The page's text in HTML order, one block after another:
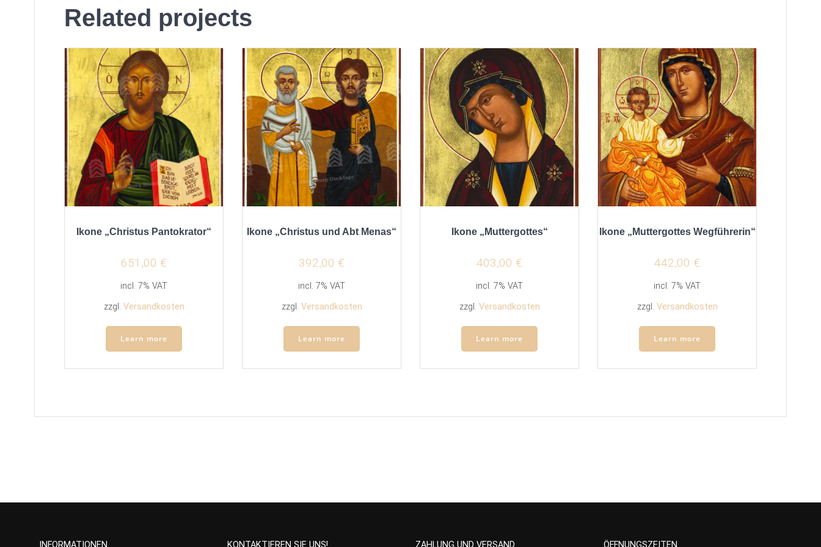
Related projects
Ikone „Christus Pantokrator“
651,00 €
incl. 7% VAT
zzgl. Versandkosten
Learn more
Ikone „Christus und Abt Menas“
392,00 €
incl. 7% VAT
zzgl. Versandkosten
Learn more
Ikone „Muttergottes“
403,00 €
incl. 7% VAT
zzgl. Versandkosten
Learn more
Ikone „Muttergottes Wegführerin“
442,00 €
incl. 7% VAT
zzgl. Versandkosten
Learn more
INFORMATIONEN KONTAKTIEREN SIE UNS! ZAHLUNG UND VERSAND ÖFFNUNGSZEITEN